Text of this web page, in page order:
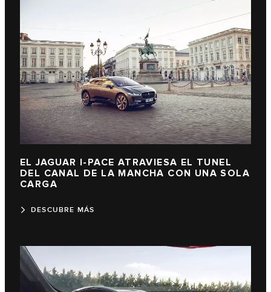
EL JAGUAR I-PACE ATRAVIESA EL TUNEL
DEL CANAL DE LA MANCHA CON UNA SOLA
CARGA
DESCUBRE MÁS